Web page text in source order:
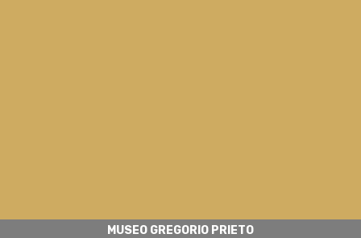
MUSEO GREGORIO PRIETO